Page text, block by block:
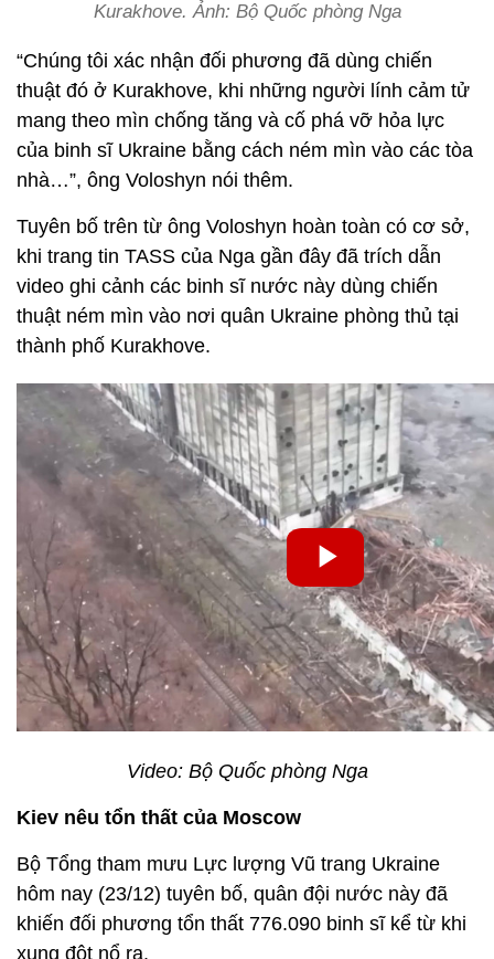
Kurakhove. Ảnh: Bộ Quốc phòng Nga
“Chúng tôi xác nhận đối phương đã dùng chiến
thuật đó ở Kurakhove, khi những người lính cảm tử
mang theo mìn chống tăng và cố phá vỡ hỏa lực
của binh sĩ Ukraine bằng cách ném mìn vào các tòa
nhà…”, ông Voloshyn nói thêm.
Tuyên bố trên từ ông Voloshyn hoàn toàn có cơ sở,
khi trang tin TASS của Nga gần đây đã trích dẫn
video ghi cảnh các binh sĩ nước này dùng chiến
thuật ném mìn vào nơi quân Ukraine phòng thủ tại
thành phố Kurakhove.
Video: Bộ Quốc phòng Nga
Kiev nêu tổn thất của Moscow
Bộ Tổng tham mưu Lực lượng Vũ trang Ukraine
hôm nay (23/12) tuyên bố, quân đội nước này đã
khiến đối phương tổn thất 776.090 binh sĩ kể từ khi
xung đột nổ ra.